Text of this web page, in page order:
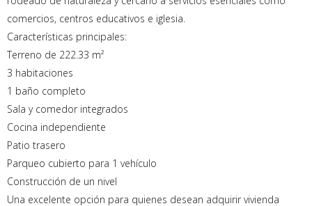
comercios, centros educativos e iglesia.
Características principales:
Terreno de 222.33 m²
3 habitaciones
1 baño completo
Sala y comedor integrados
Cocina independiente
Patio trasero
Parqueo cubierto para 1 vehículo
Construcción de un nivel
Una excelente opción para quienes desean adquirir vivienda